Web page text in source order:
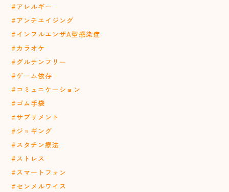
#アレルギー
#アンチエイジング
#インフルエンザA型感染症
#カラオケ
#グルテンフリー
#ゲーム依存
#コミュニケーション
#ゴム手袋
#サプリメント
#ジョギング
#スタチン療法
#ストレス
#スマートフォン
#センメルワイス